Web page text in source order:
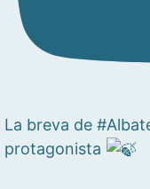
La breva de
protagonista